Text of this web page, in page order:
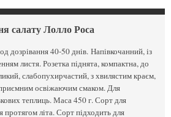
салату Лолло Роса
дозрівання 40-50 днів. Напівкочанний, із
листя. Розетка піднята, компактна, до
слабопухирчастий, з хвилястим краєм,
освіжаючим смаком. Для
теплиць. Маса 450 г. Сорт для
літа. Сорт підходить для